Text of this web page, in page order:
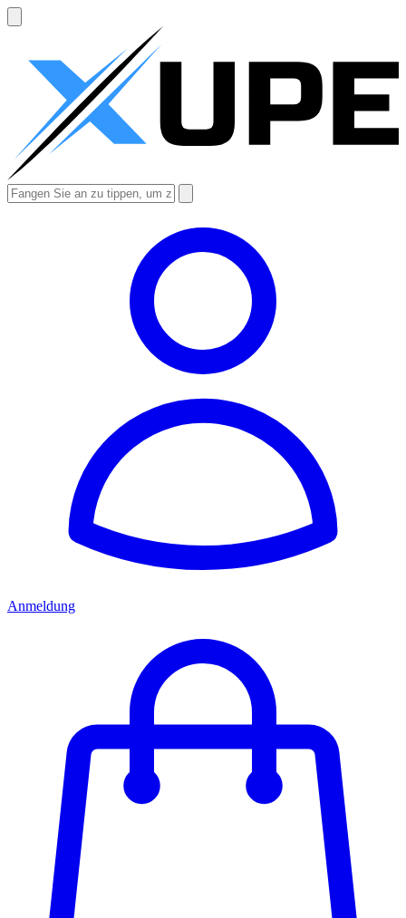
Anmeldung